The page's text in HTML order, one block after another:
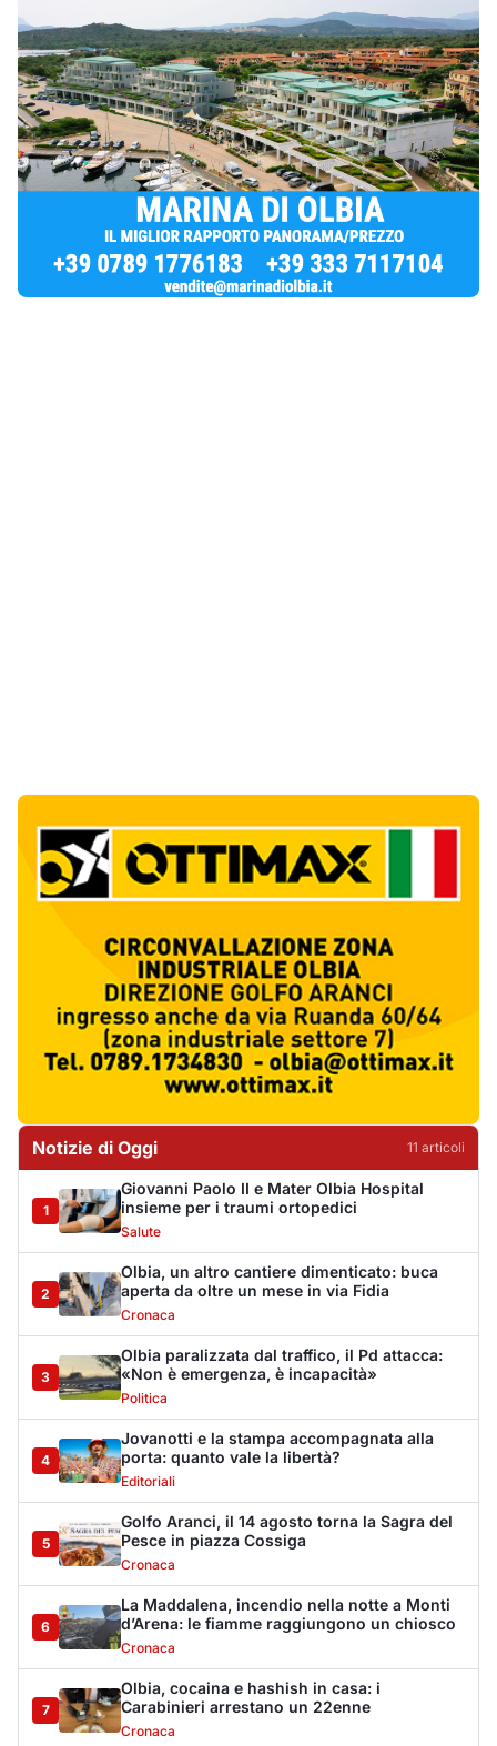
Notizie di Oggi 11 articoli
1
Giovanni Paolo II e Mater Olbia Hospital
insieme per i traumi ortopedici
Salute
2
Olbia, un altro cantiere dimenticato: buca
aperta da oltre un mese in via Fidia
Cronaca
3
Olbia paralizzata dal traffico, il Pd attacca:
«Non è emergenza, è incapacità»
Politica
4
Jovanotti e la stampa accompagnata alla
porta: quanto vale la libertà?
Editoriali
5
Golfo Aranci, il 14 agosto torna la Sagra del
Pesce in piazza Cossiga
Cronaca
6
La Maddalena, incendio nella notte a Monti
d’Arena: le fiamme raggiungono un chiosco
Cronaca
7
Olbia, cocaina e hashish in casa: i
Carabinieri arrestano un 22enne
Cronaca